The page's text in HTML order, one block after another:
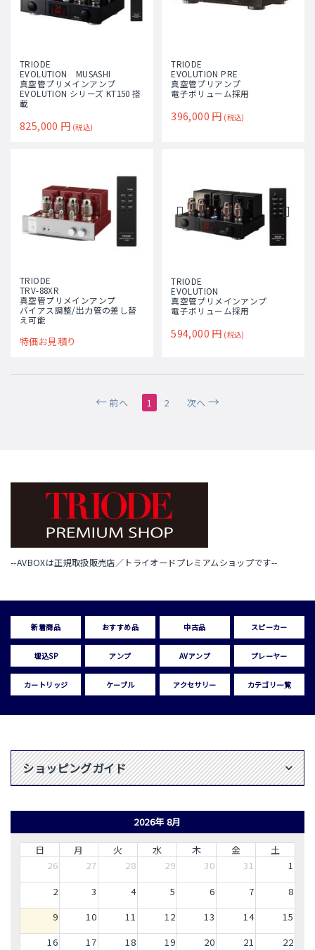
TRIODE
EVOLUTION MUSASHI
真空管プリメインアンプ
EVOLUTION シリーズ KT150 搭
載
825,000 円 (税込)
TRIODE
EVOLUTION PRE
真空管プリアンプ
電子ボリューム採用
396,000 円 (税込)
TRIODE
TRV-88XR
真空管プリメインアンプ
バイアス調整/出力管の差し替
え可能
特価お見積り
TRIODE
EVOLUTION
真空管プリメインアンプ
電子ボリューム採用
594,000 円 (税込)
前へ 1 2 次へ
--AVBOXは正規取扱販売店／トライオードプレミアムショップです--
新着商品 おすすめ品 中古品 スピーカー
埋込SP アンプ AVアンプ プレーヤー
カートリッジ ケーブル アクセサリー カテゴリ一覧
ショッピングガイド
2026年 8月
日 月 火 水 木 金
土
26
27 28 29 30 31
1
2
3 4 5 6 7
8
9
10 11 12 13 14
15
16
17 18 19 20 21
22